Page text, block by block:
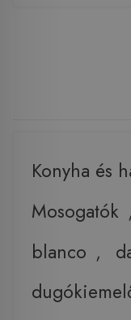
Konyha és
Mosogatók ,
blanco ,